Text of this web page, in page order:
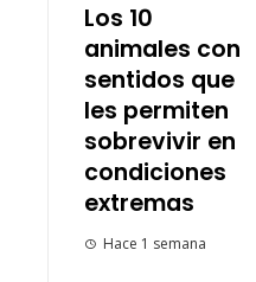
Los 10
animales con
sentidos que
les permiten
sobrevivir en
condiciones
extremas
Hace 1 semana